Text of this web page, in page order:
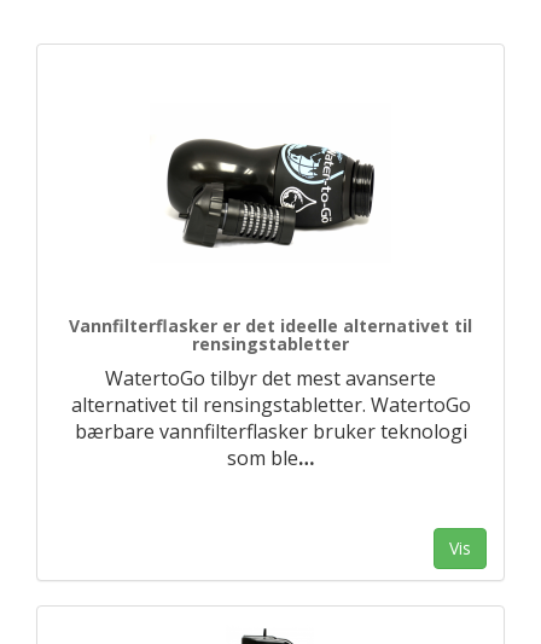
Vannfilterflasker er det ideelle alternativet til
rensingstabletter
WatertoGo tilbyr det mest avanserte
alternativet til rensingstabletter. WatertoGo
bærbare vannfilterflasker bruker teknologi
som ble…
Vis